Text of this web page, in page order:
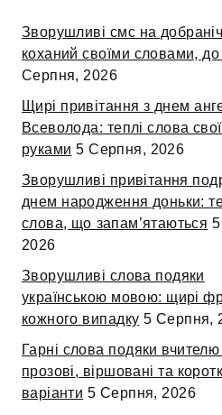
Зворушливі смс на
коханий своїми словами, до
Серпня, 2026
Щирі привітання з днем
Всеволода: теплі слова
руками 5 Серпня, 2026
Зворушливі привітання
днем народження доньки:
слова, що запам’ятаються
2026
Зворушливі слова подяки
українською мовою: щирі
кожного випадку 5 Серпня,
Гарні слова подяки вчителю
прозові, віршовані та
варіанти 5 Серпня, 2026